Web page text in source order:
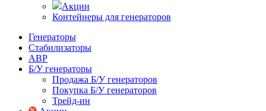
Акции
Контейнеры для генераторов
Генераторы
Стабилизаторы
АВР
Б/У генераторы
Продажа Б/У генераторов
Покупка Б/У генераторов
Трейд-ин